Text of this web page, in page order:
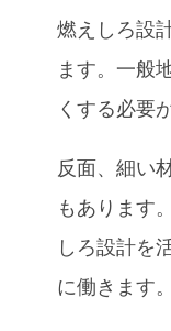
燃えしろ設
ます。一般
くする必要
反面、細い
もあります
しろ設計を
に働きます。